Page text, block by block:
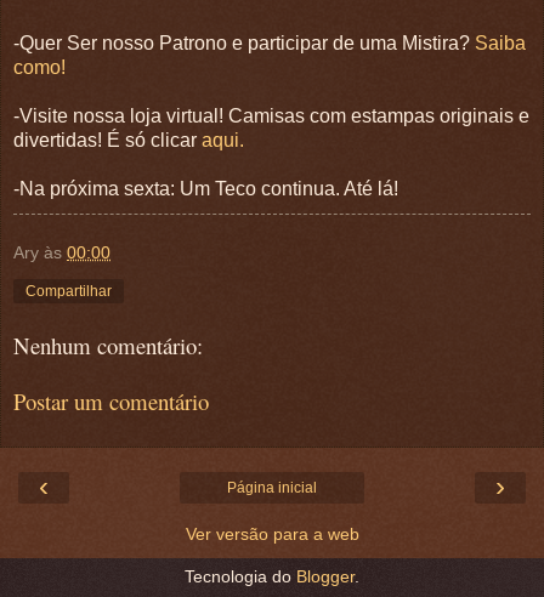
-Quer Ser nosso Patrono e participar de uma Mistira? Saiba
como!
-Visite nossa loja virtual! Camisas com estampas originais e
divertidas! É só clicar aqui.
-Na próxima sexta: Um Teco continua. Até lá!
Ary às 00:00
Compartilhar
Nenhum comentário:
Postar um comentário
‹ ›
Página inicial
Ver versão para a web
Tecnologia do Blogger.